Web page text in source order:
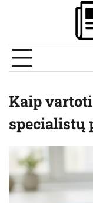
Kaip
specialistų